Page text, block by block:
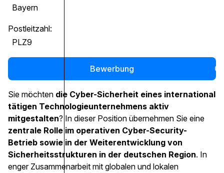
Bayern
Postleitzahl:
PLZ9
Bewerbung 0
Sie möchten die Cyber-Sicherheit eines international
tätigen Technologieunternehmens aktiv
mitgestalten? In dieser Position übernehmen Sie eine
zentrale Rolle im operativen Cyber-Security-
Betrieb sowie in der Weiterentwicklung von
Sicherheitsstrukturen in der deutschen Region. In
enger Zusammenarbeit mit globalen und lokalen